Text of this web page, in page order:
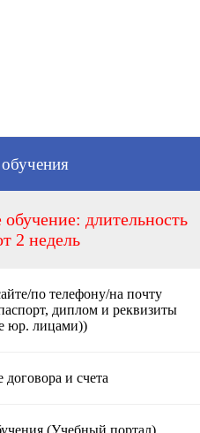
длительность
2 недель
по телефону/на почту
диплом и реквизиты
юр. лицами))
и счета
(Учебный портал)